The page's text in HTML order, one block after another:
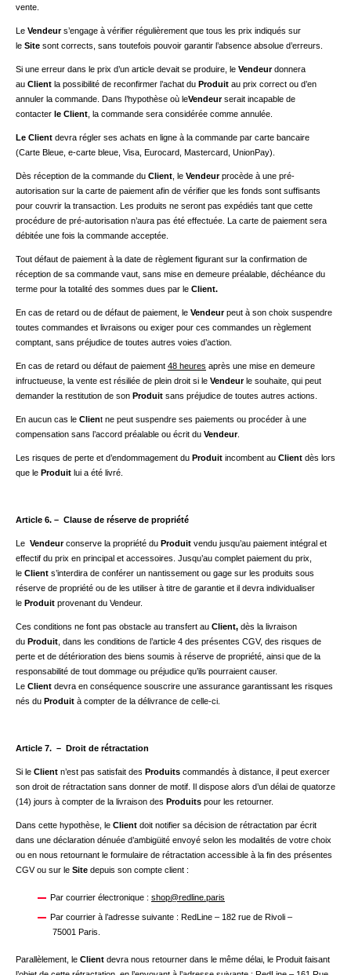
vente.
Le Vendeurs’engage à vérifier régulièrement que tous les prix indiqués sur
le Site sont corrects, sans toutefois pouvoir garantir l’absence absolue d’erreurs.
Si une erreur dans le prix d’un article devait se produire, le Vendeurdonnera
au Client la possibilité de reconfirmer l’achat du Produit au prix correct ou d’en
annuler la commande. Dans l’hypothèse où leVendeurserait incapable de
contacter le Client , la commande sera considérée comme annulée.
Le Client devra régler ses achats en ligne à la commande par carte bancaire
(Carte Bleue, e-carte bleue, Visa, Eurocard, Mastercard, UnionPay).
Dès réception de la commande du Client , le Vendeurprocède à une pré-
autorisation sur la carte de paiement afin de vérifier que les fonds sont suffisants
pour couvrir la transaction. Les produits ne seront pas expédiés tant que cette
procédure de pré-autorisation n’aura pas été effectuée. La carte de paiement sera
débitée une fois la commande acceptée.
Tout défaut de paiement à la date de règlement figurant sur la confirmation de
réception de sa commande vaut, sans mise en demeure préalable, déchéance du
terme pour la totalité des sommes dues par le Client.
En cas de retard ou de défaut de paiement, le Vendeurpeut à son choix suspendre
toutes commandes et livraisons ou exiger pour ces commandes un règlement
comptant, sans préjudice de toutes autres voies d’action.
En cas de retard ou défaut de paiement 48 heures après une mise en demeure
infructueuse, la vente est résiliée de plein droit si le Vendeurle souhaite, qui peut
demander la restitution de son Produit sans préjudice de toutes autres actions.
En aucun cas le Client ne peut suspendre ses paiements ou procéder à une
compensation sans l’accord préalable ou écrit du Vendeur.
Les risques de perte et d’endommagement du Produit incombent au Client dès lors
que le Produit lui a été livré.
Article 6. – Clause de réserve de propriété
Le Vendeurconserve la propriété du Produit vendu jusqu’au paiement intégral et
effectif du prix en principal et accessoires. Jusqu’au complet paiement du prix,
le Client s’interdira de conférer un nantissement ou gage sur les produits sous
réserve de propriété ou de les utiliser à titre de garantie et il devra individualiser
le Produit provenant du Vendeur.
Ces conditions ne font pas obstacle au transfert au Client, dès la livraison
du Produit , dans les conditions de l’article 4 des présentes CGV, des risques de
perte et de détérioration des biens soumis à réserve de propriété, ainsi que de la
responsabilité de tout dommage ou préjudice qu’ils pourraient causer.
Le Client devra en conséquence souscrire une assurance garantissant les risques
nés du Produit à compter de la délivrance de celle-ci.
Article 7. – Droit de rétractation
Si le Client n’est pas satisfait des Produits commandés à distance, il peut exercer
son droit de rétractation sans donner de motif. Il dispose alors d’un délai de quatorze
(14) jours à compter de la livraison des Produits pour les retourner.
Dans cette hypothèse, le Client doit notifier sa décision de rétractation par écrit
dans une déclaration dénuée d’ambigüité envoyé selon les modalités de votre choix
ou en nous retournant le formulaire de rétractation accessible à la fin des présentes
CGV ou sur le Site depuis son compte client :
Par courrier électronique : shop@redline.paris
Par courrier à l’adresse suivante : RedLine – 182 rue de Rivoli –
75001 Paris.
Parallèlement, le Client devra nous retourner dans le même délai, le Produit faisant